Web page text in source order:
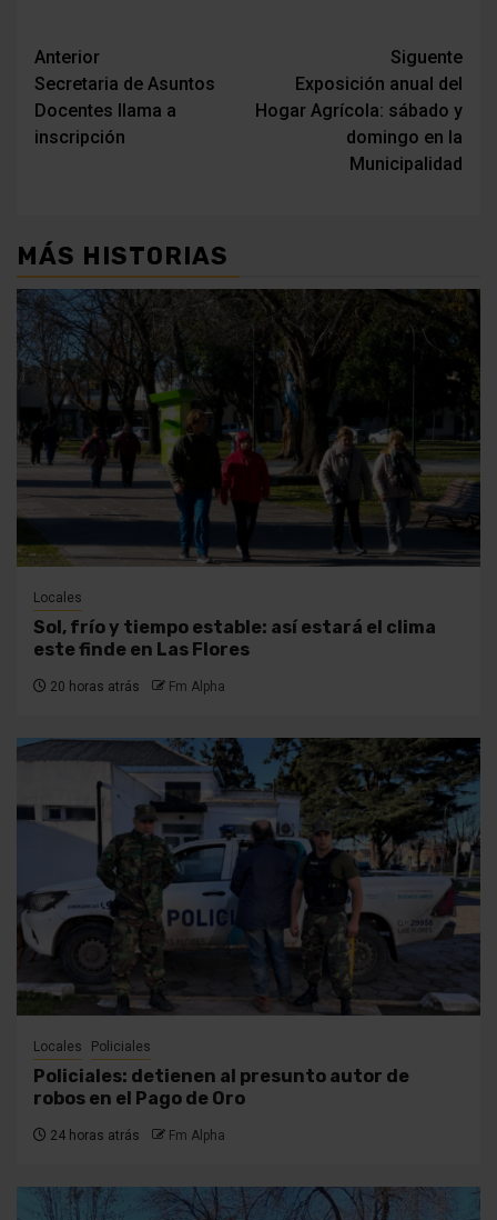
Navegación
de
entradas
Anterior
Secretaria de Asuntos
Docentes llama a
inscripción
Siguente
Exposición anual del
Hogar Agrícola: sábado y
domingo en la
Municipalidad
MÁS HISTORIAS
Locales
Sol, frío y tiempo estable: así estará el clima
este finde en Las Flores
20 horas atrás Fm Alpha
Locales Policiales
Policiales: detienen al presunto autor de
robos en el Pago de Oro
24 horas atrás Fm Alpha